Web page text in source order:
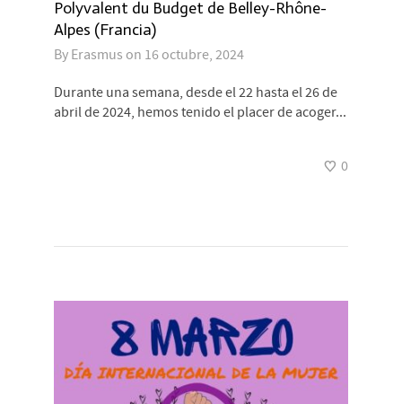
Polyvalent du Budget de Belley-Rhône-
Alpes (Francia)
By Erasmus on 16 octubre, 2024
Durante una semana, desde el 22 hasta el 26 de
abril de 2024, hemos tenido el placer de acoger...
0